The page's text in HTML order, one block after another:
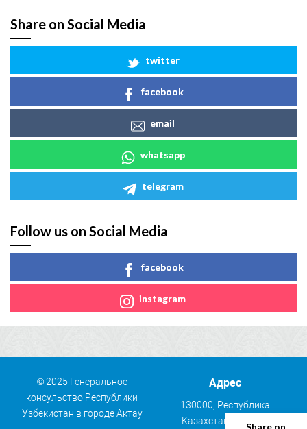
Share on Social Media
twitter
facebook
email
whatsapp
telegram
Follow us on Social Media
facebook
instagram
© 2025 Генеральное
консульство Республики
Узбекистан в городе Актау
Адрес
130000, Республика
Казахстан, г. Актау,Share on